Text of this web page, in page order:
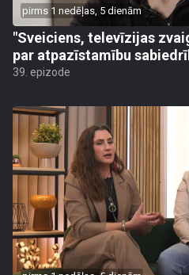
pirms 1 nedēļas, 5 dienām
"Sveiciens, televīzijas
par atpazīstamību
39. epizode